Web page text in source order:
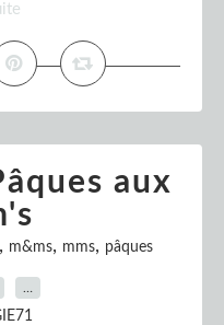
aux
, m&ms, mms, pâques